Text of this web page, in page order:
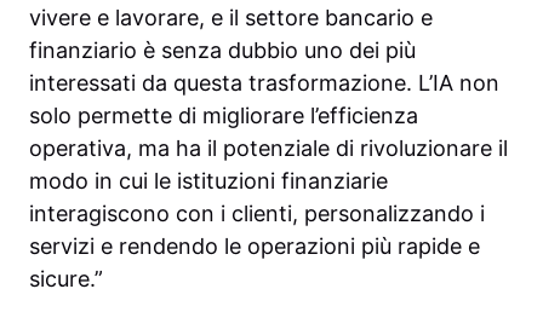
vivere e lavorare, e il settore bancario e
finanziario è senza dubbio uno dei più
interessati da questa trasformazione. L’IA non
solo permette di migliorare l’efficienza
operativa, ma ha il potenziale di rivoluzionare il
modo in cui le istituzioni finanziarie
interagiscono con i clienti, personalizzando i
servizi e rendendo le operazioni più rapide e
sicure.”